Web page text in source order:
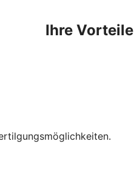
Ihre Vorteile